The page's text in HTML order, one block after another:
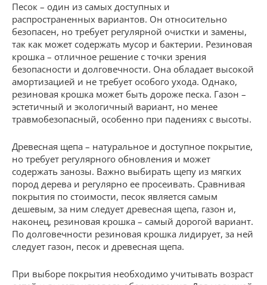
Песок – один из самых доступных и
распространенных вариантов. Он относительно
безопасен, но требует регулярной очистки и замены,
так как может содержать мусор и бактерии. Резиновая
крошка – отличное решение с точки зрения
безопасности и долговечности. Она обладает высокой
амортизацией и не требует особого ухода. Однако,
резиновая крошка может быть дороже песка. Газон –
эстетичный и экологичный вариант, но менее
травмобезопасный, особенно при падениях с высоты.
Древесная щепа – натуральное и доступное покрытие,
но требует регулярного обновления и может
содержать занозы. Важно выбирать щепу из мягких
пород дерева и регулярно ее просеивать. Сравнивая
покрытия по стоимости, песок является самым
дешевым, за ним следует древесная щепа, газон и,
наконец, резиновая крошка – самый дорогой вариант.
По долговечности резиновая крошка лидирует, за ней
следует газон, песок и древесная щепа.
При выборе покрытия необходимо учитывать возраст